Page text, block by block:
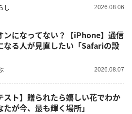
し 2026.08.06
ンになってない？【iPhone】通信
なる人が見直したい「Safariの設
2026.08.07
スト】贈られたら嬉しい花でわか
たが今、最も輝く場所」